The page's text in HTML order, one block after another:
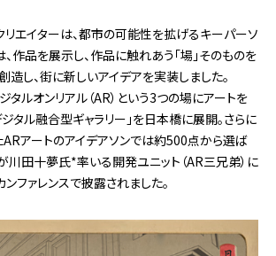
エイターは、都市の可能性を拡げるキーパーソ
、作品を展示し、作品に触れあう「場」そのものを
造し、街に新しいアイデアを実装しました。
タルオンリアル（AR）という3つの場にアートを
ジタル融合型ギャラリー」を日本橋に展開。さらに
アートのアイデアソンでは約500点から選ば
川田十夢氏*率いる開発ユニット（AR三兄弟）に
ンファレンスで披露されました。